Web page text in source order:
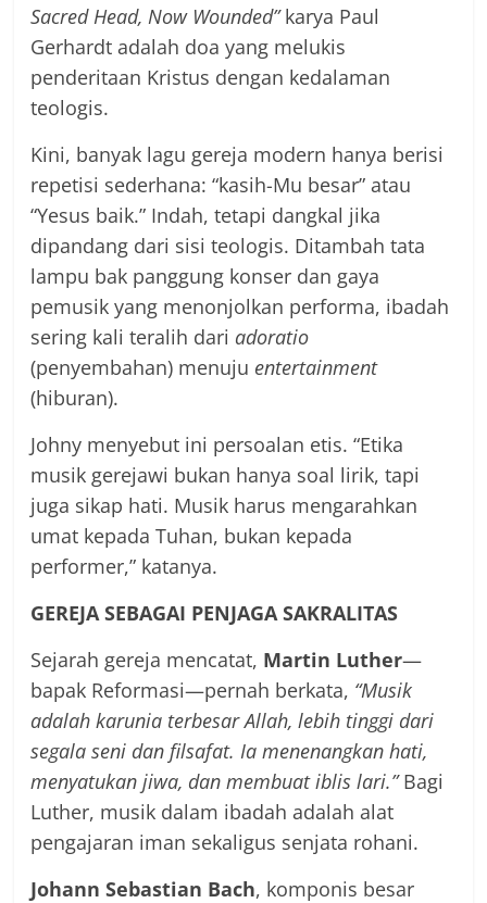
Sacred Head, Now Wounded”karya Paul
Gerhardt adalah doa yang melukis
penderitaan Kristus dengan kedalaman
teologis.
Kini, banyak lagu gereja modern hanya berisi
repetisi sederhana: “kasih-Mu besar” atau
“Yesus baik.” Indah, tetapi dangkal jika
dipandang dari sisi teologis. Ditambah tata
lampu bak panggung konser dan gaya
pemusik yang menonjolkan performa, ibadah
sering kali teralih dari adoratio
(penyembahan) menuju entertainment
(hiburan).
Johny menyebut ini persoalan etis. “Etika
musik gerejawi bukan hanya soal lirik, tapi
juga sikap hati. Musik harus mengarahkan
umat kepada Tuhan, bukan kepada
performer,” katanya.
GEREJA SEBAGAI PENJAGA SAKRALITAS
Sejarah gereja mencatat, Martin Luther—
bapak Reformasi—pernah berkata, “Musik
adalah karunia terbesar Allah, lebih tinggi dari
segala seni dan filsafat. Ia menenangkan hati,
menyatukan jiwa, dan membuat iblis lari.”Bagi
Luther, musik dalam ibadah adalah alat
pengajaran iman sekaligus senjata rohani.
Johann Sebastian Bach, komponis besar